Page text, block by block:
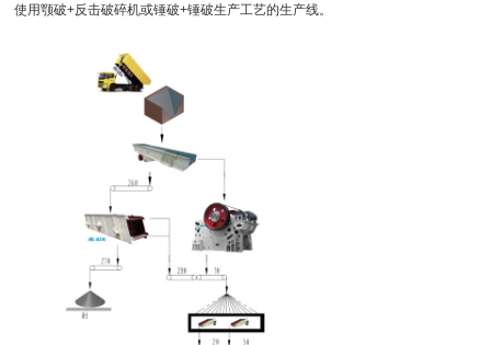
使用颚破+反击破碎机或锤破+锤破生产工艺的生产线。